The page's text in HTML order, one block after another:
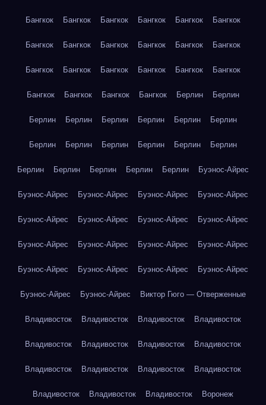
Бангкок Бангкок Бангкок Бангкок Бангкок Бангкок
Бангкок Бангкок Бангкок Бангкок Бангкок Бангкок
Бангкок Бангкок Бангкок Бангкок Бангкок Бангкок
Бангкок Бангкок Бангкок Бангкок Берлин Берлин
Берлин Берлин Берлин Берлин Берлин Берлин
Берлин Берлин Берлин Берлин Берлин Берлин
Берлин Берлин Берлин Берлин Берлин Буэнос-Айрес
Буэнос-Айрес Буэнос-Айрес Буэнос-Айрес Буэнос-Айрес
Буэнос-Айрес Буэнос-Айрес Буэнос-Айрес Буэнос-Айрес
Буэнос-Айрес Буэнос-Айрес Буэнос-Айрес Буэнос-Айрес
Буэнос-Айрес Буэнос-Айрес Буэнос-Айрес Буэнос-Айрес
Буэнос-Айрес Буэнос-Айрес Виктор Гюго — Отверженные
Владивосток Владивосток Владивосток Владивосток
Владивосток Владивосток Владивосток Владивосток
Владивосток Владивосток Владивосток Владивосток
Владивосток Владивосток Владивосток Воронеж